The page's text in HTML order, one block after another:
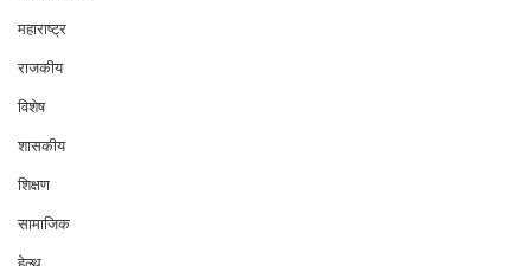
महाराष्ट्र
राजकीय
विशेष
शासकीय
शिक्षण
सामाजिक
हेल्थ